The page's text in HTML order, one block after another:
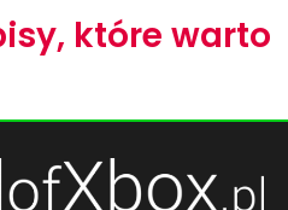
które warto